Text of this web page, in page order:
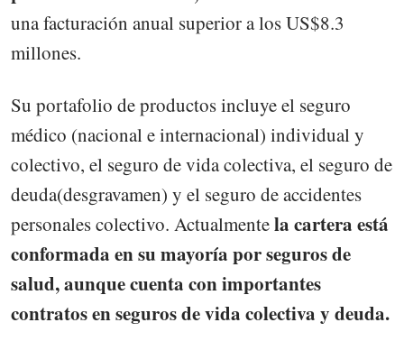
una facturación anual superior a los US$8.3
millones.
Su portafolio de productos incluye el seguro
médico (nacional e internacional) individual y
colectivo, el seguro de vida colectiva, el seguro de
deuda(desgravamen) y el seguro de accidentes
personales colectivo. Actualmentela cartera está
conformada en su mayoría por seguros de
salud, aunque cuenta con importantes
contratos en seguros de vida colectiva y deuda.